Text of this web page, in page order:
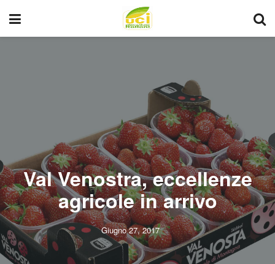
Val Venostra, eccellenze
agricole in arrivo
Giugno 27, 2017